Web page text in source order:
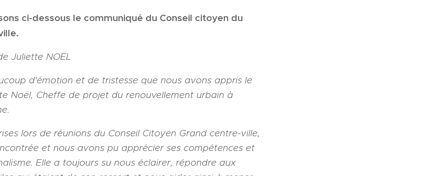
ci-dessous le communiqué du Conseil citoyen du
Juliette NOËL
d'émotion et de tristesse que nous avons appris le
Noël, Cheffe de projet du renouvellement urbain à
lors de réunions du Conseil Citoyen Grand centre-ville,
et nous avons pu apprécier ses compétences et
Elle a toujours su nous éclairer, répondre aux